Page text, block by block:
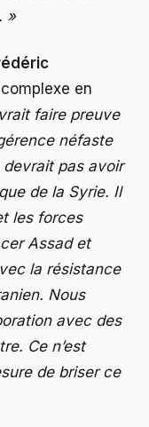
»
en
faire preuve
néfaste
devrait pas avoir
de la Syrie. Il
les forces
Assad et
la résistance
Nous
avec des
Ce n’est
de briser ce